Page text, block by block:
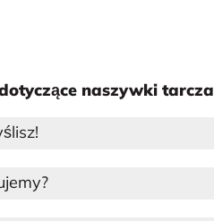
naszywki tarcza